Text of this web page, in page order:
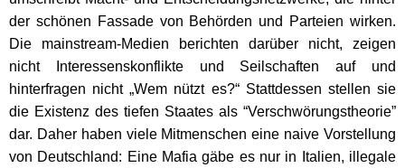
der schönen Fassade von Behörden und Parteien wirken.
Die mainstream-Medien berichten darüber nicht, zeigen
nicht Interessenskonflikte und Seilschaften auf und
hinterfragen nicht „Wem nützt es?“ Stattdessen stellen sie
die Existenz des tiefen Staates als “Verschwörungstheorie”
dar. Daher haben viele Mitmenschen eine naive Vorstellung
von Deutschland: Eine Mafia gäbe es nur in Italien, illegale